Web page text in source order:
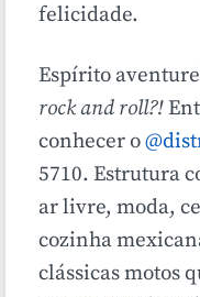
felicidade.
Espírito
rock and roll?!
conhecer o
5710. Estrutura
ar livre, moda,
cozinha
clássicas motos